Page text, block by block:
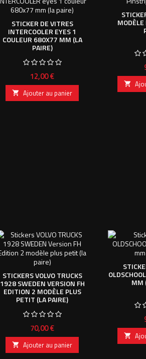
STICKER DE VITRES
INTERCOOLER EYES 1
COULEUR 680X77 MM (LA
PAIRE)
Prix
12,00 €
 Ajouter au panier

STICKERS VOLVO TRUCKS
1928 SWEDEN VERSION FH
EDITION 2 MODÈLE PLUS
PETIT (LA PAIRE)
Prix
70,00 €
 Ajouter au panier
MM
